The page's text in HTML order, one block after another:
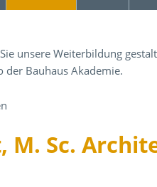
unsere Weiterbildung
der Bauhaus Akademie.
M. Sc.